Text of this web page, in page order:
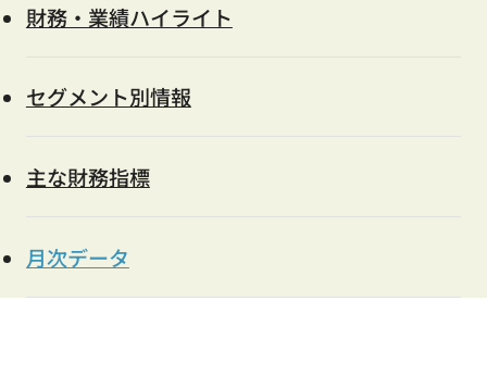
財務・業績ハイライト
セグメント別情報
主な財務指標
月次データ